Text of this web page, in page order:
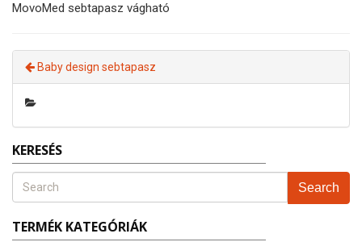
MovoMed sebtapasz vágható
Baby design sebtapasz
KERESÉS
Search
TERMÉK KATEGÓRIÁK